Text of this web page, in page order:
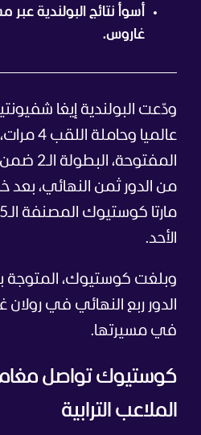
أسوأ نتائج البولندية
غاروس.
ودّعت البولندية إيغا
عالميا وحاملة اللقب 4 مرات، بطولة
من الدور ثمن النهائي، بعد
الأحد.
وبلغت كوستيوك، المتوجة
الدور ربع النهائي في رولان
في مسيرتها.
كوستيوك تواصل
الملاعب الترابية